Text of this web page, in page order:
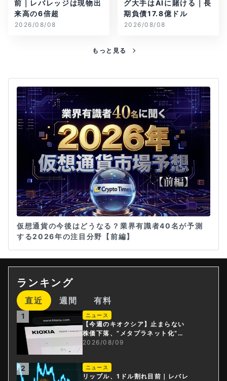
前｜レバレッジは現物出
来高の6倍超
2026/08/08
グ大手はAIに賭ける｜長
期負債17.8億ドル
2026/08/08
もっと見る
仮想通貨の今後はどうなる？業界有識者40名が予測
する2026年の注目分野【前編】
ランキング
直近 週間 有料
1 ニュース
【今週のキオクシア】止まらない
株価下落、”メタプラネット化”の
指摘は本当？
2026/08/09
2 ニュース
リップル、1ドル割れ目前｜レバレ